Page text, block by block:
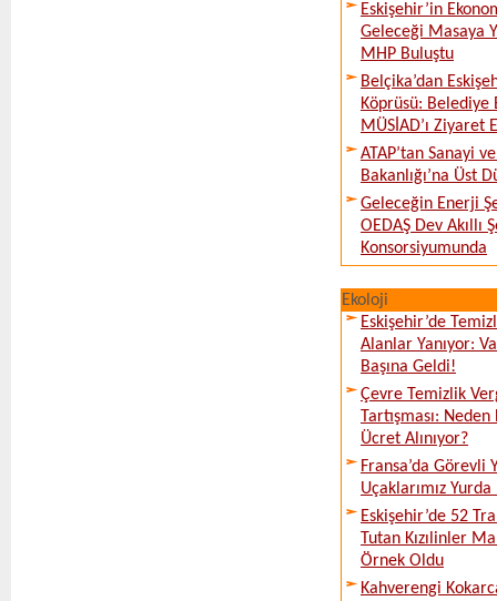
Eskişehir’in
Geleceği Masaya
MHP Buluştu
Belçika’dan
Köprüsü: Belediye
MÜSİAD’ı Ziyaret
ATAP’tan Sanayi
Bakanlığı’na Üst
Geleceğin Enerji
OEDAŞ Dev Akıllı
Konsorsiyumunda
Ekoloji
Eskişehir’de
Alanlar Yanıyor:
Başına Geldi!
Çevre Temizlik
Tartışması:
Ücret Alınıyor?
Fransa’da Görevli
Uçaklarımız
Eskişehir’de 52
Tutan Kızılinler
Örnek Oldu
Kahverengi